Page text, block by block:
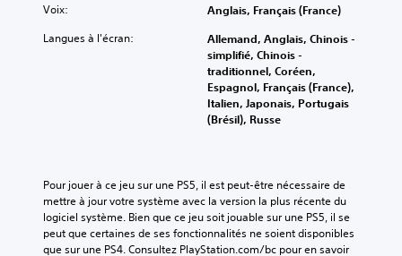
Voix: Anglais, Français (France)
Langues à l'écran:
Allemand, Anglais, Chinois -
simplifié, Chinois -
traditionnel, Coréen,
Espagnol, Français (France),
Italien, Japonais, Portugais
(Brésil), Russe
Pour jouer à ce jeu sur une PS5, il est peut-être nécessaire de
mettre à jour votre système avec la version la plus récente du
logiciel système. Bien que ce jeu soit jouable sur une PS5, il se
peut que certaines de ses fonctionnalités ne soient disponibles
que sur une PS4. Consultez PlayStation.com/bc pour en savoir